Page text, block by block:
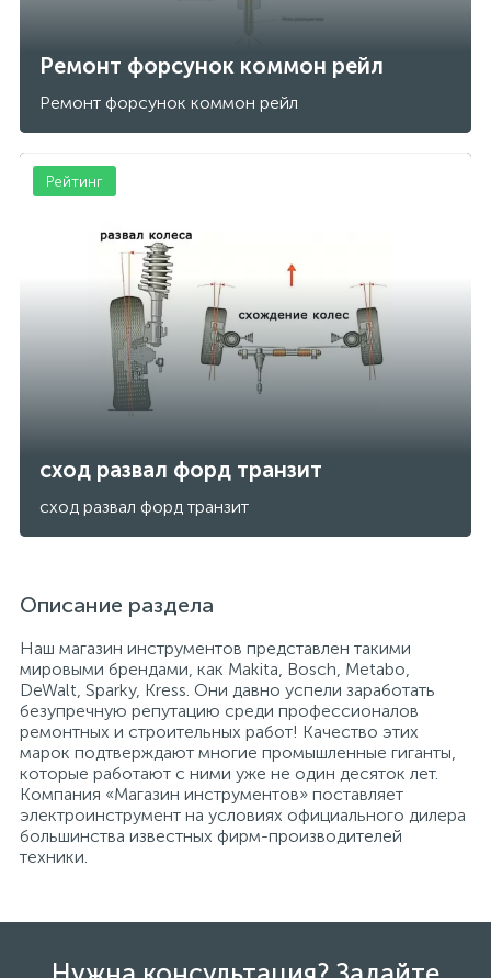
Ремонт форсунок коммон рейл
Ремонт форсунок коммон рейл
сход развал форд транзит
сход развал форд транзит
Рейтинг
Описание раздела
Наш магазин инструментов представлен такими
мировыми брендами, как Makita, Bosch, Metabo,
DeWalt, Sparky, Kress. Они давно успели заработать
безупречную репутацию среди профессионалов
ремонтных и строительных работ! Качество этих
марок подтверждают многие промышленные гиганты,
которые работают с ними уже не один десяток лет.
Компания «Магазин инструментов» поставляет
электроинструмент на условиях официального дилера
большинства известных фирм-производителей
техники.